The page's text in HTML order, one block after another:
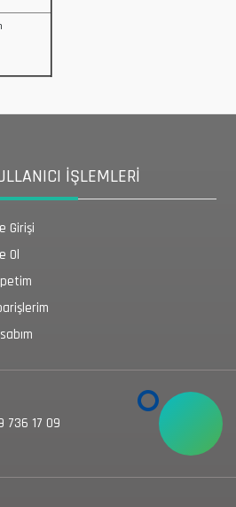
İŞLEMLERİ
Girişi
Ol
736 17 09